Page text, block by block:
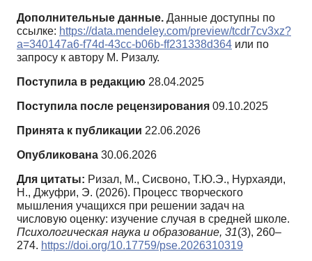
Дополнительные данные. Данные доступны по
ссылке: https://data.mendeley.com/preview/tcdr7cv3xz?
a=340147a6-f74d-43cc-b06b-ff231338d364 или по
запросу к автору М. Ризалу.
Поступила в редакцию 28.04.2025
Поступила после рецензирования 09.10.2025
Принята к публикации 22.06.2026
Опубликована 30.06.2026
Для цитаты: Ризал, М., Сисвоно, Т.Ю.Э., Нурхаяди,
Н., Джуфри, Э. (2026). Процесс творческого
мышления учащихся при решении задач на
числовую оценку: изучение случая в средней школе.
Психологическая наука и образование, 31(3), 260–
274. https://doi.org/10.17759/pse.2026310319